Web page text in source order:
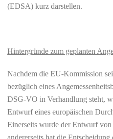
(EDSA) kurz darstellen.
Hintergründe zum geplanten
Nachdem die EU-Kommission
bezüglich eines
DSG-VO in Verhandlung steht,
Entwurf eines europäischen
Einerseits wurde der Entwurf
andererseits hat die